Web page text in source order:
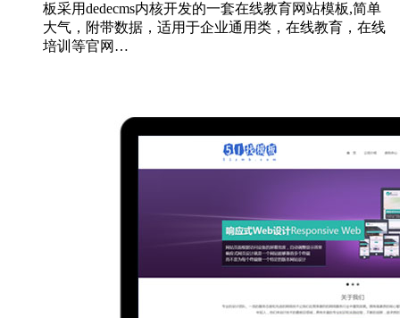
板采用dedecms内核开发的一套在线教育网站模板,简单
大气，附带数据，适用于企业通用类，在线教育，在线
培训等官网…